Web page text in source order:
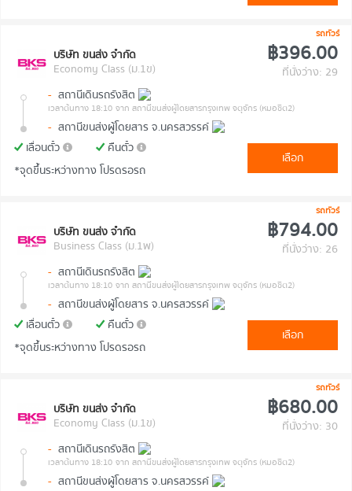
รถทัวร์
บริษัท ขนส่ง จำกัด
Economy Class (ม.1ข)
฿396.00
ที่นั่งว่าง: 29
- สถานีเดินรถรังสิต
เวลาต้นทาง 18:10 จาก สถานีขนส่งผู้โดยสารกรุงเทพ จตุจักร (หมอชิต2)
- สถานีขนส่งผู้โดยสาร จ.นครสวรรค์
เลื่อนตั๋ว
คืนตั๋ว
*จุดขึ้นระหว่างทาง โปรดรอรถ
เลือก
รถทัวร์
บริษัท ขนส่ง จำกัด
Business Class (ม.1พ)
฿794.00
ที่นั่งว่าง: 26
- สถานีเดินรถรังสิต
เวลาต้นทาง 18:10 จาก สถานีขนส่งผู้โดยสารกรุงเทพ จตุจักร (หมอชิต2)
- สถานีขนส่งผู้โดยสาร จ.นครสวรรค์
เลื่อนตั๋ว
คืนตั๋ว
*จุดขึ้นระหว่างทาง โปรดรอรถ
เลือก
รถทัวร์
บริษัท ขนส่ง จำกัด
Economy Class (ม.1ข)
฿680.00
ที่นั่งว่าง: 30
- สถานีเดินรถรังสิต
เวลาต้นทาง 18:10 จาก สถานีขนส่งผู้โดยสารกรุงเทพ จตุจักร (หมอชิต2)
- สถานีขนส่งผู้โดยสาร จ.นครสวรรค์